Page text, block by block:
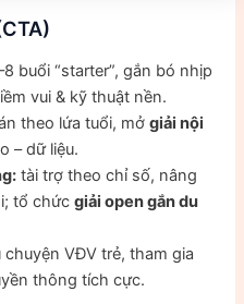
buổi “starter”, gắn bó nhịp
vui & kỹ thuật nền.
theo lứa tuổi, mởgiải nội
– dữ liệu.
tài trợ theo chỉ số, nâng
tổ chứcgiải open gắn du
chuyện VĐV trẻ, tham gia
thông tích cực.